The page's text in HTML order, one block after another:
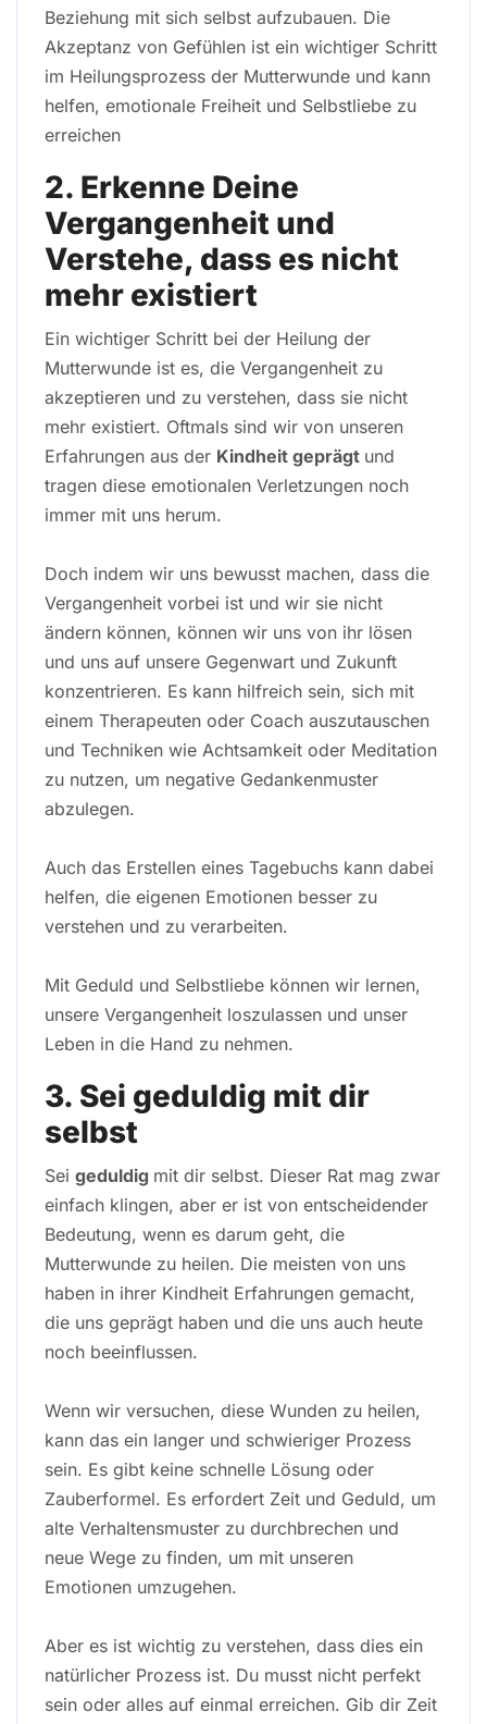
Beziehung mit sich selbst aufzubauen. Die
Akzeptanz von Gefühlen ist ein wichtiger Schritt
im Heilungsprozess der Mutterwunde und kann
helfen, emotionale Freiheit und Selbstliebe zu
erreichen
2. Erkenne Deine
Vergangenheit und
Verstehe, dass es nicht
mehr existiert
Ein wichtiger Schritt bei der Heilung der
Mutterwunde ist es, die Vergangenheit zu
akzeptieren und zu verstehen, dass sie nicht
mehr existiert. Oftmals sind wir von unseren
Erfahrungen aus der Kindheit geprägt und
tragen diese emotionalen Verletzungen noch
immer mit uns herum.
Doch indem wir uns bewusst machen, dass die
Vergangenheit vorbei ist und wir sie nicht
ändern können, können wir uns von ihr lösen
und uns auf unsere Gegenwart und Zukunft
konzentrieren. Es kann hilfreich sein, sich mit
einem Therapeuten oder Coach auszutauschen
und Techniken wie Achtsamkeit oder Meditation
zu nutzen, um negative Gedankenmuster
abzulegen.
Auch das Erstellen eines Tagebuchs kann dabei
helfen, die eigenen Emotionen besser zu
verstehen und zu verarbeiten.
Mit Geduld und Selbstliebe können wir lernen,
unsere Vergangenheit loszulassen und unser
Leben in die Hand zu nehmen.
3. Sei geduldig mit dir
selbst
Sei geduldig mit dir selbst. Dieser Rat mag zwar
einfach klingen, aber er ist von entscheidender
Bedeutung, wenn es darum geht, die
Mutterwunde zu heilen. Die meisten von uns
haben in ihrer Kindheit Erfahrungen gemacht,
die uns geprägt haben und die uns auch heute
noch beeinflussen.
Wenn wir versuchen, diese Wunden zu heilen,
kann das ein langer und schwieriger Prozess
sein. Es gibt keine schnelle Lösung oder
Zauberformel. Es erfordert Zeit und Geduld, um
alte Verhaltensmuster zu durchbrechen und
neue Wege zu finden, um mit unseren
Emotionen umzugehen.
Aber es ist wichtig zu verstehen, dass dies ein
natürlicher Prozess ist. Du musst nicht perfekt
sein oder alles auf einmal erreichen. Gib dir Zeit